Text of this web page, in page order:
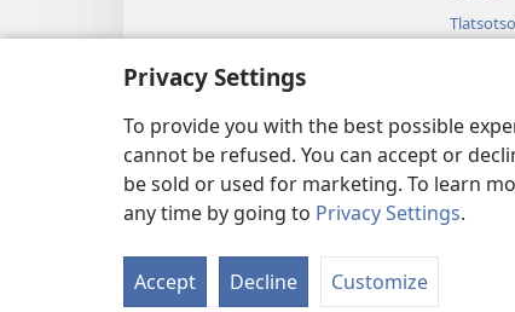
Privacy Settings
To provide you with the best possible
cannot be refused. You can accept or
be sold or used for marketing. To learn
any time by going to Privacy Settings.
Accept Decline Customize
opanok
Copyright © 2026 Watch